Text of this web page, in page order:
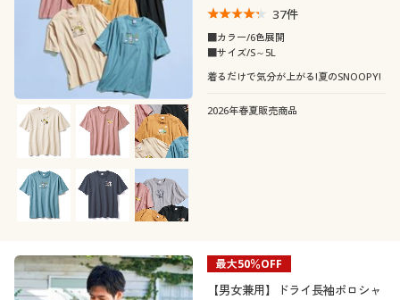
37件
■カラー/6色展開
■サイズ/S～5L
着るだけで気分が上がる!夏のSNOOPY!
2026年春夏販売商品
最大50％OFF
【男女兼用】ドライ長袖ポロシャ